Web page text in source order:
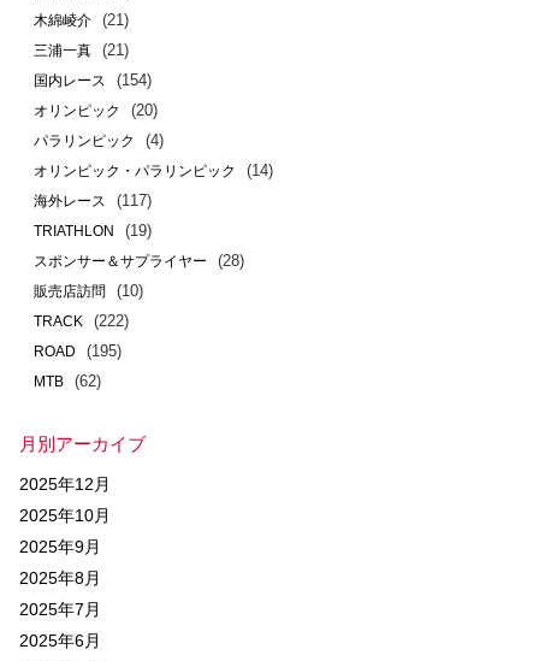
木綿崚介 (21)
三浦一真 (21)
国内レース (154)
オリンピック (20)
パラリンピック (4)
オリンピック・パラリンピック (14)
海外レース (117)
TRIATHLON (19)
スポンサー＆サプライヤー (28)
販売店訪問 (10)
TRACK (222)
ROAD (195)
MTB (62)
月別アーカイブ
2025年12月
2025年10月
2025年9月
2025年8月
2025年7月
2025年6月